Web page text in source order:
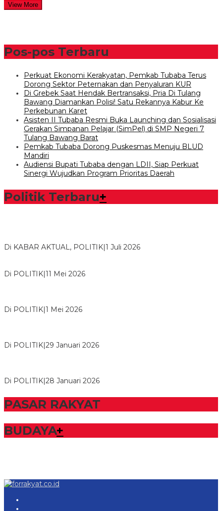
View More
Pos-pos Terbaru
Perkuat Ekonomi Kerakyatan, Pemkab Tubaba Terus
Dorong Sektor Peternakan dan Penyaluran KUR
Di Grebek Saat Hendak Bertransaksi, Pria Di Tulang
Bawang Diamankan Polisi! Satu Rekannya Kabur Ke
Perkebunan Karet
Asisten II Tubaba Resmi Buka Launching dan Sosialisasi
Gerakan Simpanan Pelajar (SimPel) di SMP Negeri 7
Tulang Bawang Barat
Pemkab Tubaba Dorong Puskesmas Menuju BLUD
Mandiri
Audiensi Bupati Tubaba dengan LDII, Siap Perkuat
Sinergi Wujudkan Program Prioritas Daerah
Politik Terbaru+
Di KABAR AKTUAL, POLITIK 1 Juli 2026
Di POLITIK 11 Mei 2026
Di POLITIK 1 Mei 2026
Di POLITIK 29 Januari 2026
Di POLITIK 28 Januari 2026
PASAR RAKYAT
BUDAYA+